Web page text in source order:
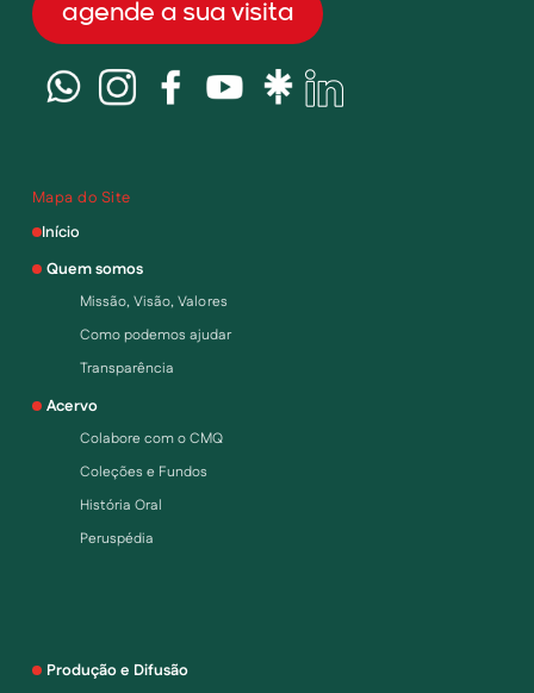
agende a sua visita
Mapa do Site
Início
Quem somos
Missão, Visão, Valores
Como podemos ajudar
Transparência
Acervo
Colabore com o CMQ
Coleções e Fundos
História Oral
Peruspédia
Produção e Difusão